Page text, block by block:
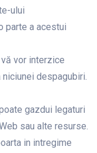
ului
parte a acestui
vor interzice
despagubiri.
gazdui legaturi
sau alte resurse.
in intregime